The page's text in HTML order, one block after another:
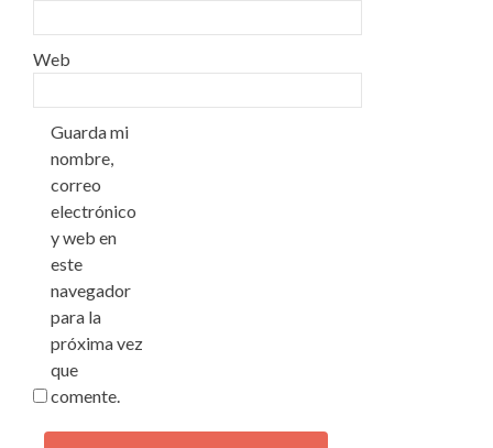
Web
Guarda mi
nombre,
correo
electrónico
y web en
este
navegador
para la
próxima vez
que
comente.